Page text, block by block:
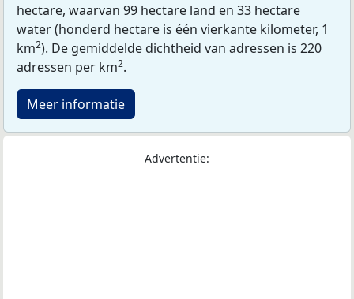
hectare, waarvan 99 hectare land en 33 hectare
water (honderd hectare is één vierkante kilometer, 1
km2). De gemiddelde dichtheid van adressen is 220
adressen per km2.
Meer informatie
Advertentie: